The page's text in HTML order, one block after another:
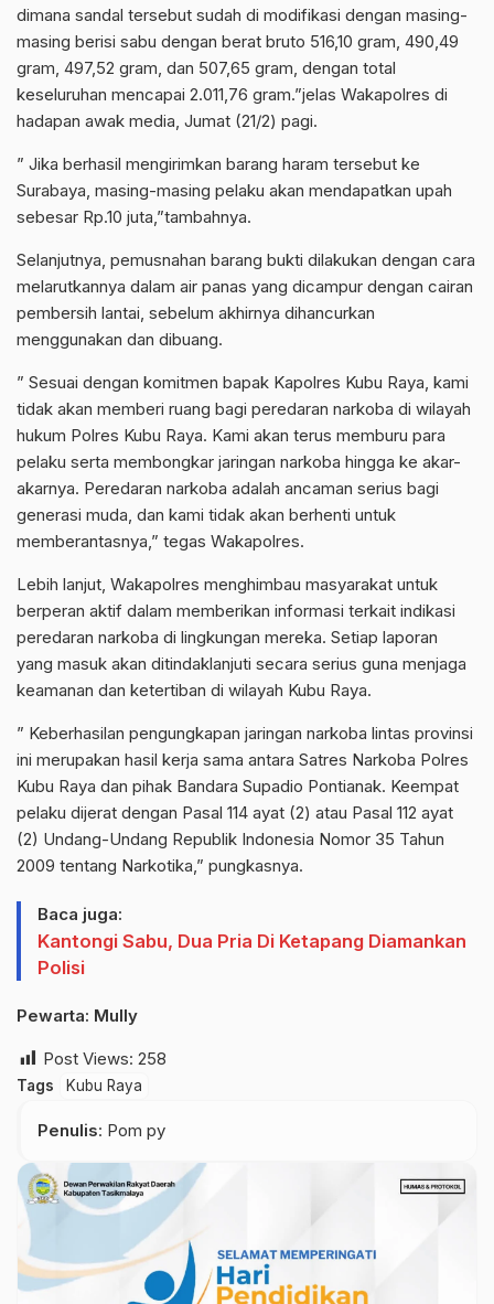
dimana sandal tersebut sudah di modifikasi dengan masing-
masing berisi sabu dengan berat bruto 516,10 gram, 490,49
gram, 497,52 gram, dan 507,65 gram, dengan total
keseluruhan mencapai 2.011,76 gram.”jelas Wakapolres di
hadapan awak media, Jumat (21/2) pagi.
” Jika berhasil mengirimkan barang haram tersebut ke
Surabaya, masing-masing pelaku akan mendapatkan upah
sebesar Rp.10 juta,”tambahnya.
Selanjutnya, pemusnahan barang bukti dilakukan dengan cara
melarutkannya dalam air panas yang dicampur dengan cairan
pembersih lantai, sebelum akhirnya dihancurkan
menggunakan dan dibuang.
” Sesuai dengan komitmen bapak Kapolres Kubu Raya, kami
tidak akan memberi ruang bagi peredaran narkoba di wilayah
hukum Polres Kubu Raya. Kami akan terus memburu para
pelaku serta membongkar jaringan narkoba hingga ke akar-
akarnya. Peredaran narkoba adalah ancaman serius bagi
generasi muda, dan kami tidak akan berhenti untuk
memberantasnya,” tegas Wakapolres.
Lebih lanjut, Wakapolres menghimbau masyarakat untuk
berperan aktif dalam memberikan informasi terkait indikasi
peredaran narkoba di lingkungan mereka. Setiap laporan
yang masuk akan ditindaklanjuti secara serius guna menjaga
keamanan dan ketertiban di wilayah Kubu Raya.
” Keberhasilan pengungkapan jaringan narkoba lintas provinsi
ini merupakan hasil kerja sama antara Satres Narkoba Polres
Kubu Raya dan pihak Bandara Supadio Pontianak. Keempat
pelaku dijerat dengan Pasal 114 ayat (2) atau Pasal 112 ayat
(2) Undang-Undang Republik Indonesia Nomor 35 Tahun
2009 tentang Narkotika,” pungkasnya.
Baca juga:
Kantongi Sabu, Dua Pria Di Ketapang Diamankan
Polisi
Pewarta: Mully
Post Views: 258
Tags Kubu Raya
Penulis: Pom py